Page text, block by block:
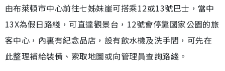
由布萊頓市中心前往七姊妹崖可搭乘12或13號巴士，當中
13X為假日路綫，可直達觀景台，12號會停靠國家公園的旅
客中心，內裏有紀念品店，設有飲水機及洗手間，可先在
此整理補給裝備、索取地圖或向管理員查詢路綫。